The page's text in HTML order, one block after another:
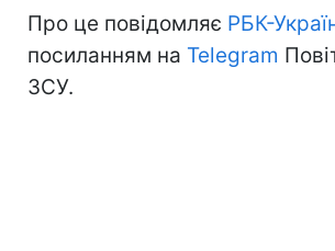
Про це повідомляє РБК-
посиланням на Telegram
ЗСУ.